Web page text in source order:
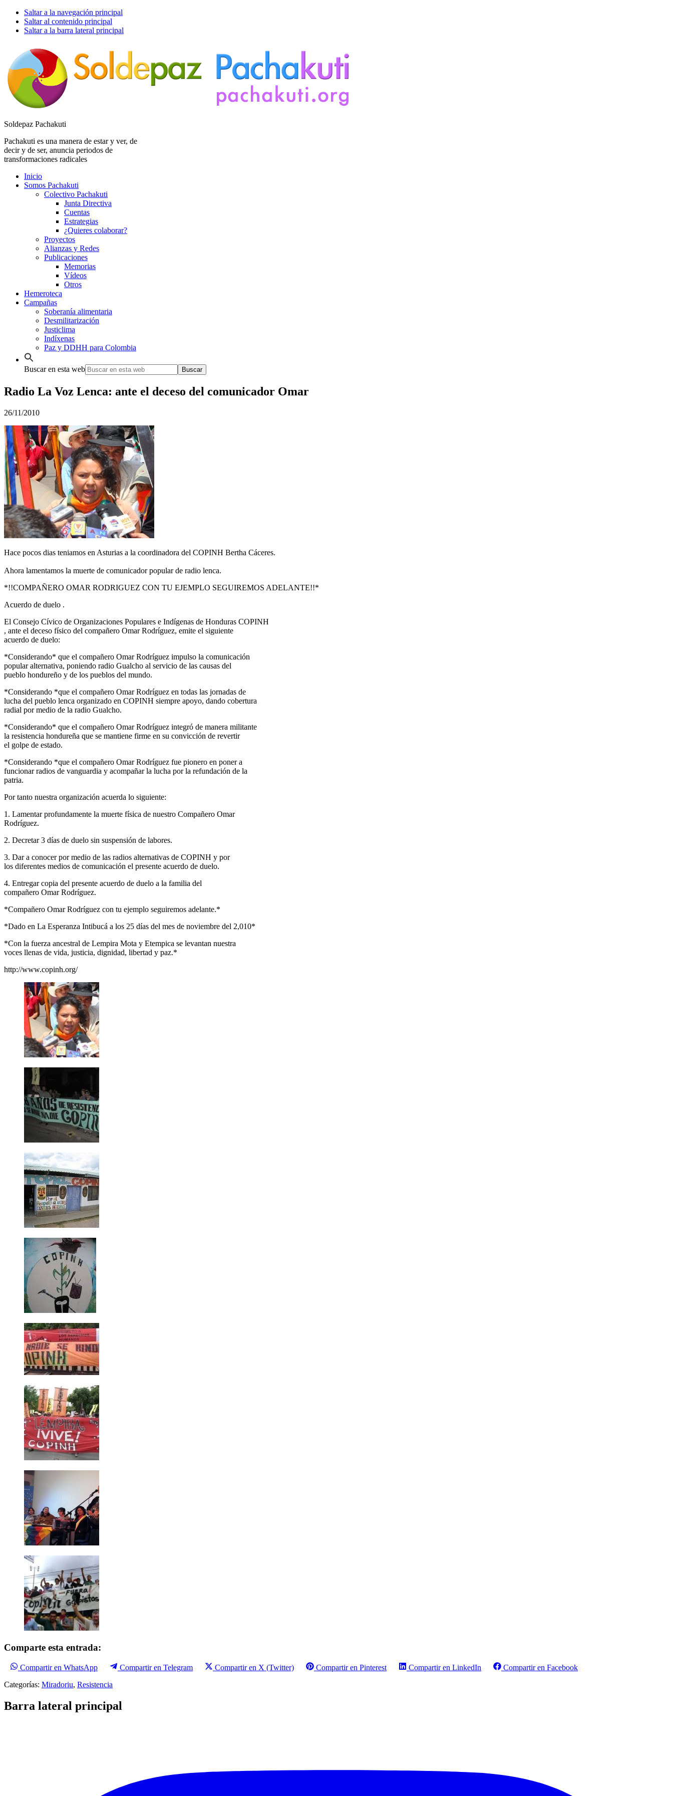
Saltar a la navegación principal
Saltar al contenido principal
Saltar a la barra lateral principal
Soldepaz Pachakuti
Pachakuti es una manera de estar y ver, de
decir y de ser, anuncia periodos de
transformaciones radicales
Inicio
Somos Pachakuti
Colectivo Pachakuti
Junta Directiva
Cuentas
Estrategias
¿Quieres colaborar?
Proyectos
Alianzas y Redes
Publicaciones
Memorias
Vídeos
Otros
Hemeroteca
Campañas
Soberanía alimentaria
Desmilitarización
Justiclima
Indíxenas
Paz y DDHH para Colombia
Buscar en esta web
Radio La Voz Lenca: ante el deceso del comunicador Omar
26/11/2010
Hace pocos dias teniamos en Asturias a la coordinadora del COPINH Bertha Cáceres.
Ahora lamentamos la muerte de comunicador popular de radio lenca.
*!!COMPAÑERO OMAR RODRIGUEZ CON TU EJEMPLO SEGUIREMOS ADELANTE!!*
Acuerdo de duelo .
El Consejo Cívico de Organizaciones Populares e Indígenas de Honduras COPINH
, ante el deceso físico del compañero Omar Rodríguez, emite el siguiente
acuerdo de duelo:
*Considerando* que el compañero Omar Rodríguez impulso la comunicación
popular alternativa, poniendo radio Gualcho al servicio de las causas del
pueblo hondureño y de los pueblos del mundo.
*Considerando *que el compañero Omar Rodríguez en todas las jornadas de
lucha del pueblo lenca organizado en COPINH siempre apoyo, dando cobertura
radial por medio de la radio Gualcho.
*Considerando* que el compañero Omar Rodríguez integró de manera militante
la resistencia hondureña que se mantiene firme en su convicción de revertir
el golpe de estado.
*Considerando *que el compañero Omar Rodríguez fue pionero en poner a
funcionar radios de vanguardia y acompañar la lucha por la refundación de la
patria.
Por tanto nuestra organización acuerda lo siguiente:
1. Lamentar profundamente la muerte física de nuestro Compañero Omar
Rodríguez.
2. Decretar 3 días de duelo sin suspensión de labores.
3. Dar a conocer por medio de las radios alternativas de COPINH y por
los diferentes medios de comunicación el presente acuerdo de duelo.
4. Entregar copia del presente acuerdo de duelo a la familia del
compañero Omar Rodríguez.
*Compañero Omar Rodríguez con tu ejemplo seguiremos adelante.*
*Dado en La Esperanza Intibucá a los 25 días del mes de noviembre del 2,010*
*Con la fuerza ancestral de Lempira Mota y Etempica se levantan nuestra
voces llenas de vida, justicia, dignidad, libertad y paz.*
http://www.copinh.org/
Comparte esta entrada:
Compartir en WhatsApp Compartir en Telegram Compartir en X (Twitter) Compartir en Pinterest Compartir en LinkedIn
Compartir en Facebook
Categorías: Miradoriu, Resistencia
Barra lateral principal